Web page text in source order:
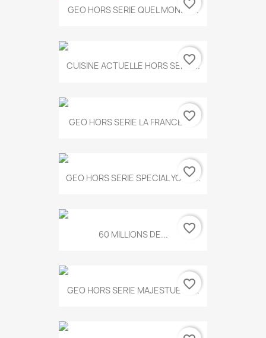
GEO HORS SERIE QUEL MONDE...
favorite_border
CUISINE ACTUELLE HORS SERIE...
favorite_border
GEO HORS SERIE LA FRANCE A...
favorite_border
GEO HORS SERIE SPECIAL YOGA...
favorite_border
60 MILLIONS DE... favorite_border
GEO HORS SERIE MAJESTUEUX...
favorite_border